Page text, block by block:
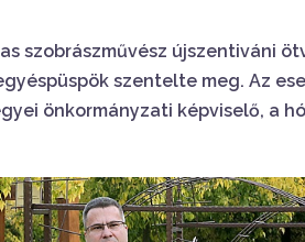
szobrászművész újszentiváni
szentelte meg. Az
önkormányzati képviselő, a